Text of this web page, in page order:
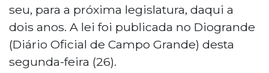
seu, para a próxima legislatura, daqui a
dois anos. A lei foi publicada no Diogrande
(Diário Oficial de Campo Grande) desta
segunda-feira (26).